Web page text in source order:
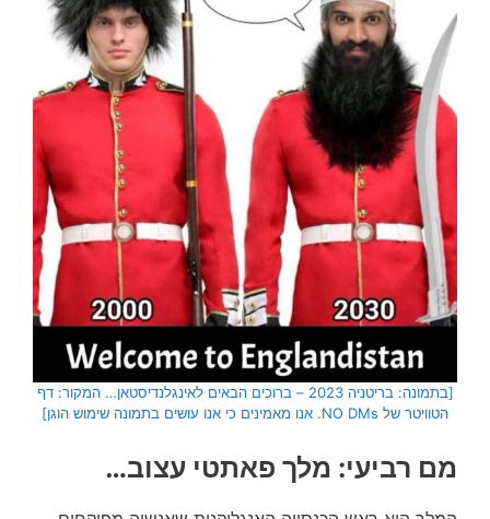
[בתמונה: בריטניה 2023 – ברוכים הבאים לאינגלנדיסטאן… המקור: דף
הטוויטר של NO DMs. אנו מאמינים כי אנו עושים בתמונה שימוש הוגן]
מם רביעי: מלך פאתטי עצוב…